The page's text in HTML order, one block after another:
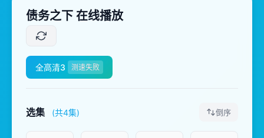
债务之下 在线播放
全高清3 测速失败
选集 (共4集) 倒序